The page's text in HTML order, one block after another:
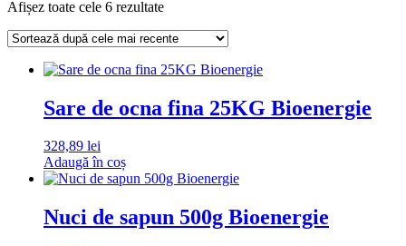
Afișez toate cele 6 rezultateSortat
cele
recente
Sare de ocna fina 25KG Bioenergie
328,89 lei
Adaugă în coș
Nuci de sapun 500g Bioenergie